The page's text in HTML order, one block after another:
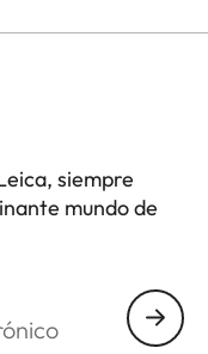
fotos y
siempre
mundo de